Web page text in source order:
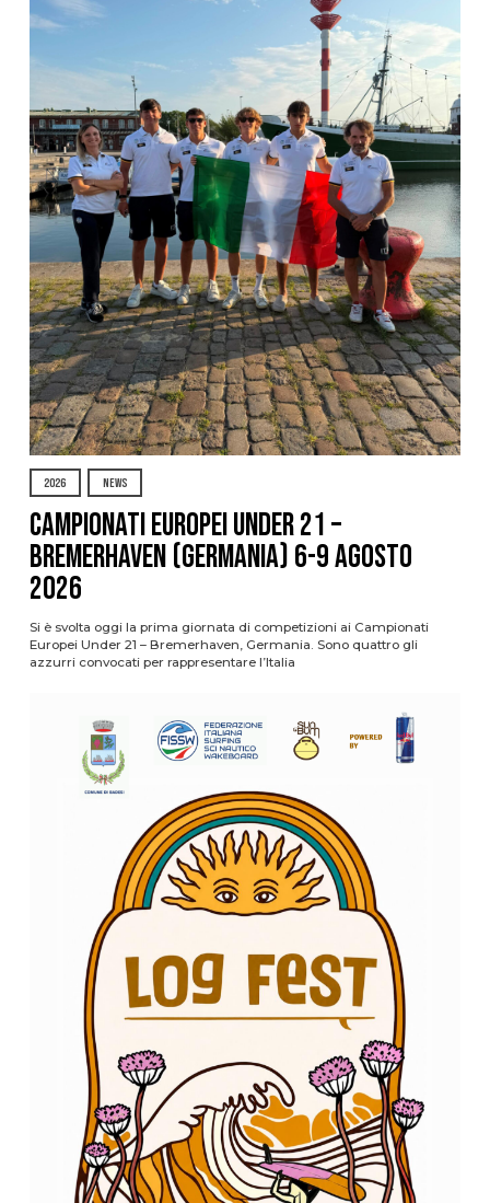
2026 NEWS
Campionati Europei Under 21 –
Bremerhaven (Germania) 6-9 agosto
2026
Si è svolta oggi la prima giornata di competizioni ai Campionati
Europei Under 21 – Bremerhaven, Germania. Sono quattro gli
azzurri convocati per rappresentare l’Italia